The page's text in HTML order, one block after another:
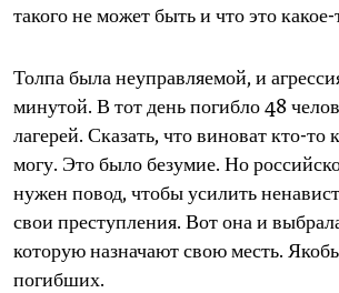
такого не может быть и что это
Толпа была неуправляемой, и
минутой. В тот день погибло 48
лагерей. Сказать, что виноват кто-то
могу. Это было безумие. Но
нужен повод, чтобы усилить
свои преступления. Вот она и
которую назначают свою месть.
погибших.